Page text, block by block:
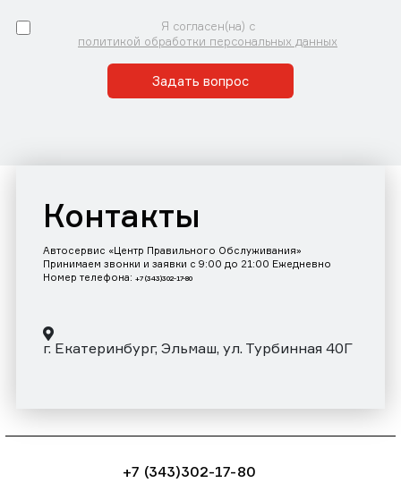
Я согласен(на) с
политикой обработки персональных данных
Задать вопрос
Контакты
Автосервис «Центр Правильного Обслуживания»
Принимаем звонки и заявки с 9:00 до 21:00 Ежедневно
Номер телефона: +7 (343)302-17-80
г. Екатеринбург, Эльмаш, ул. Турбинная 40Г
+7 (343)302-17-80